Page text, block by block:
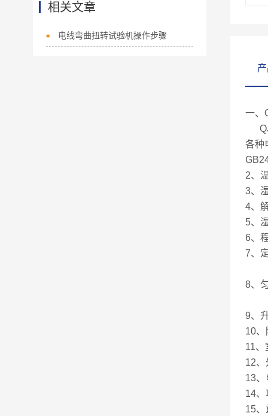
一、
各种
2、
3、
4、
5、
6、
7、
8、
9、
10
11、
12
13、
14、
15
相关文章
电线弯曲扭转试验机操作步骤